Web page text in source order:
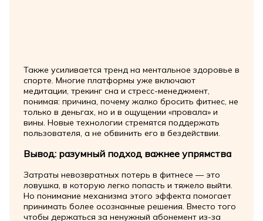
Также усиливается тренд на ментальное здоровье в
спорте. Многие платформы уже включают
медитации, трекинг сна и стресс-менеджмент,
понимая: причина, почему жалко бросить фитнес, не
только в деньгах, но и в ощущении «провала» и
вины. Новые технологии стремятся поддержать
пользователя, а не обвинить его в бездействии.
Вывод: разумный подход важнее упрямства
Затраты невозвратных потерь в фитнесе — это
ловушка, в которую легко попасть и тяжело выйти.
Но понимание механизма этого эффекта помогает
принимать более осознанные решения. Вместо того
чтобы держаться за ненужный абонемент из-за